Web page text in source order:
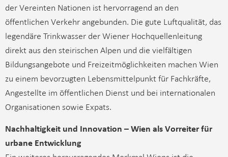
der Vereinten Nationen ist hervorragend an den
öffentlichen Verkehr angebunden. Die gute Luftqualität, das
legendäre Trinkwasser der Wiener Hochquellenleitung
direkt aus den steirischen Alpen und die vielfältigen
Bildungsangebote und Freizeitmöglichkeiten machen Wien
zu einem bevorzugten Lebensmittelpunkt für Fachkräfte,
Angestellte im öffentlichen Dienst und bei internationalen
Organisationen sowie Expats.
Nachhaltigkeit und Innovation – Wien als Vorreiter für
urbane Entwicklung